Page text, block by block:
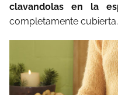
clavandolas en la
completamente cubierta.